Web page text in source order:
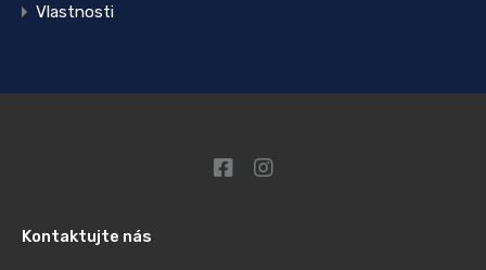
Vlastnosti
Kontaktujte nás